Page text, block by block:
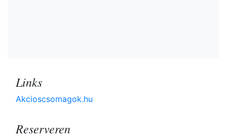
Links
Akcioscsomagok.hu
Reserveren